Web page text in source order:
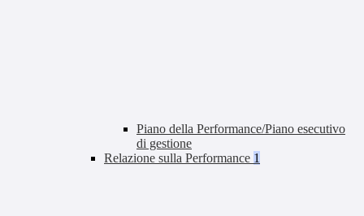
Piano della Performance/Piano esecutivo
di gestione
Relazione sulla Performance 1